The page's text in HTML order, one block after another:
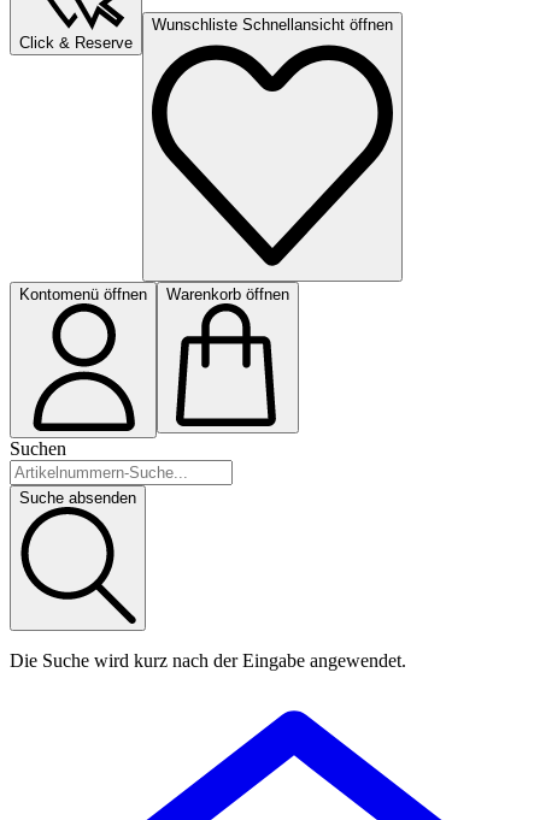
Click & Reserve
Wunschliste Schnellansicht öffnen
Kontomenü öffnen Warenkorb öffnen
Suchen
Suche absenden
Die Suche wird kurz nach der Eingabe angewendet.